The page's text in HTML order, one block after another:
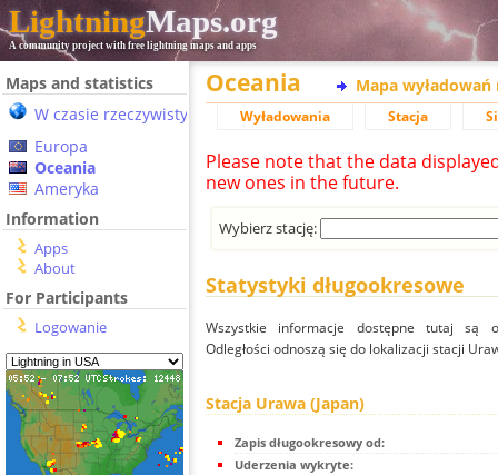
LightningMaps.org
A community project with free lightning maps and apps
Maps and statistics
W czasie rzeczywistym
Europa
Oceania
Ameryka
Information
Apps
About
For Participants
Logowanie
Oceania Mapa wyładowań
Wyładowania Stacja
Please note that the data
new ones in the future.
Wybierz stację:
Statystyki długookresowe
Wszystkie informacje dostępne tutaj są
Odległości odnoszą się do lokalizacji stacji
Stacja Urawa (Japan)
Zapis długookresowy od:
Uderzenia wykryte: